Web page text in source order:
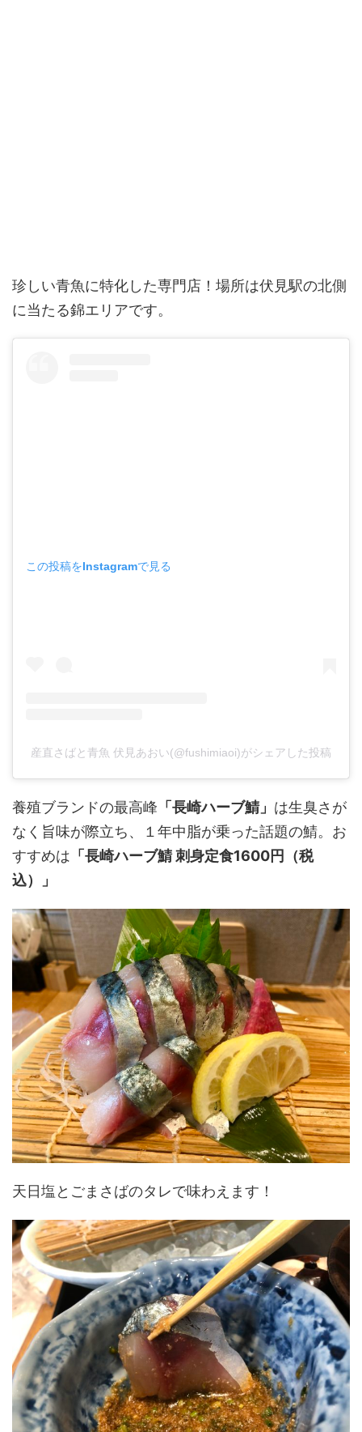
珍しい青魚に特化した専門店！場所は伏見駅の北側
に当たる錦エリアです。
この投稿をInstagramで見る
産直さばと青魚 伏見あおい(@fushimiaoi)がシェアした投稿
養殖ブランドの最高峰 「長崎ハーブ鯖」 は生臭さが
なく旨味が際立ち、１年中脂が乗った話題の鯖。お
すすめは 「長崎ハーブ鯖 刺身定食1600円（税
込）」
天日塩とごまさばのタレで味わえます！